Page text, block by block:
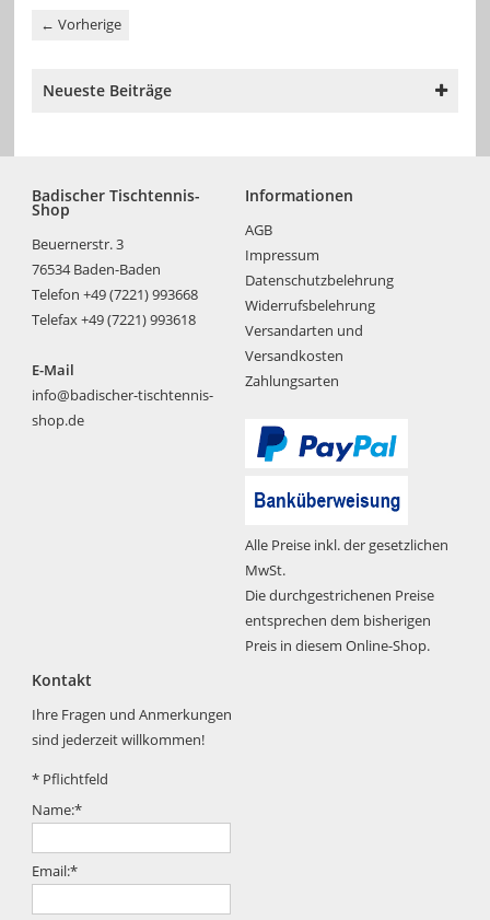
← Vorherige
Neueste Beiträge
Badischer Tischtennis-
Shop
Beuernerstr. 3
76534 Baden-Baden
Telefon +49 (7221) 993668
Telefax +49 (7221) 993618
E-Mail
info@badischer-tischtennis-
shop.de
Informationen
AGB
Impressum
Datenschutzbelehrung
Widerrufsbelehrung
Versandarten und
Versandkosten
Zahlungsarten
Alle Preise inkl. der gesetzlichen
MwSt.
Die durchgestrichenen Preise
entsprechen dem bisherigen
Preis in diesem Online-Shop.
Kontakt
Ihre Fragen und Anmerkungen
sind jederzeit willkommen!
* Pflichtfeld
Name:*
Email:*